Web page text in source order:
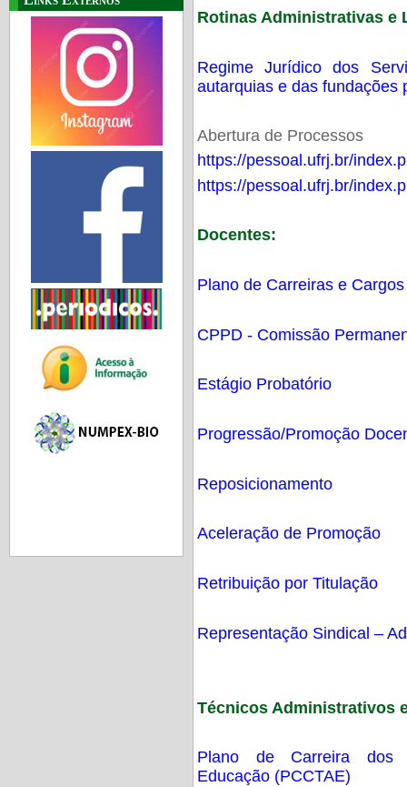
Rotinas Administrativas e
Regime Jurídico dos
autarquias e das fundações
Abertura de Processos
https://pessoal.ufrj.br/
https://pessoal.ufrj.br/
Docentes:
Plano de Carreiras e
CPPD - Comissão
Estágio Probatório
Progressão/Promoção
Reposicionamento
Aceleração de Promoção
Retribuição por Titulação
Representação Sindical –
Técnicos Administrativos
Plano de Carreira dos
Educação (PCCTAE)